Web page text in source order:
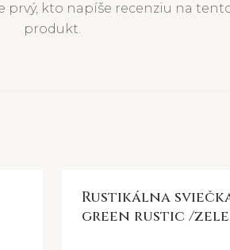
prvý, kto napíše recenziu na
produkt.
Rustikálna
green rustic /